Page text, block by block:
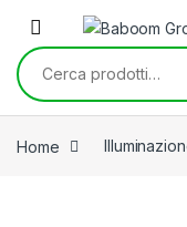
Skip to navigation
Skip to content
Cerca:
Home